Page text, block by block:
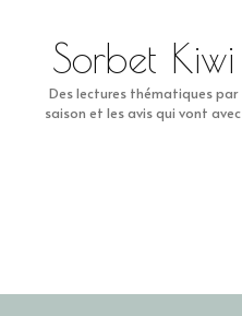
Sorbet Kiwi
Des lectures thématiques par
saison et les avis qui vont avec